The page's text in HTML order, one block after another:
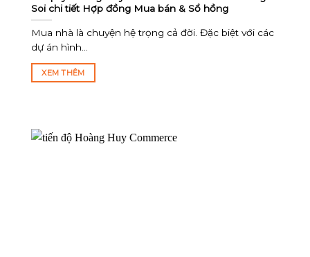
Soi chi tiết Hợp đồng Mua bán & Sổ hồng
Mua nhà là chuyện hệ trọng cả đời. Đặc biệt với các
dự án hình...
XEM THÊM